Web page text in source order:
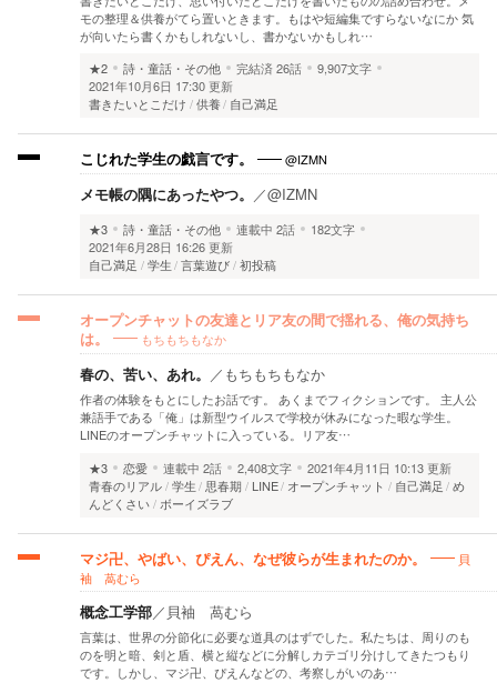
モの整理＆供養がてら置いときます。もはや短編集ですらないなにか 気
が向いたら書くかもしれないし、書かないかもしれ…
★2
詩・童話・その他 完結済26話
9,907文字
2021年10月6日 17:30 更新
書きたいとこだけ
供養 自己満足
こじれた学生の戯言です。 @IZMN
メモ帳の隅にあったやつ。 ／@IZMN
★3 詩・童話・その他 連載中 2話
182文字
2021年6月28日 16:26 更新
自己満足
学生 言葉遊び 初投稿
オープンチャットの友達とリア友の間で揺れる、俺の気持ち
は。
もちもちもなか
春の、苦い、あれ。 ／ もちもちもなか
作者の体験をもとにしたお話です。 あくまでフィクションです。 主人公
兼語手である「俺」は新型ウイルスで学校が休みになった暇な学生。
LINEのオープンチャットに入っている。リア友…
★3
恋愛 連載中 2話 2,408文字
2021年4月11日 10:13 更新
青春のリアル 学生 思春期 LINE オープンチャット 自己満足 め
んどくさい
ボーイズラブ
マジ卍、やばい、ぴえん、なぜ彼らが生まれたのか。
貝
袖 萵むら
概念工学部／ 貝袖 萵むら
言葉は、世界の分節化に必要な道具のはずでした。私たちは、周りのも
のを明と暗、剣と盾、横と縦などに分解しカテゴリ分けしてきたつもり
です。しかし、マジ卍、ぴえんなどの、考察しがいのあ…